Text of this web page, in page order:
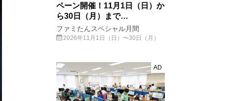
ペーン開催！11月1日（日）か
ら30日（月）まで…
ファミたんスペシャル月間
2026年11月1日（日）〜30日（月）
AD